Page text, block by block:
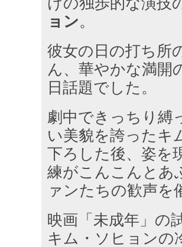
ョン。
彼女の日の打ち所
ん、華やかな満開
日話題でした。
劇中できっちり縛
い美貌を誇ったキ
下ろした後、姿を
練がこんこんとあ
ァンたちの歓声を
映画「未成年」の
キム・ソヒョンの